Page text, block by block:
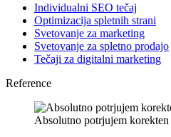
Individualni SEO tečaj
Optimizacija spletnih strani
Svetovanje za marketing
Svetovanje za spletno prodajo
Tečaji za digitalni marketing
Reference
Absolutno potrjujem